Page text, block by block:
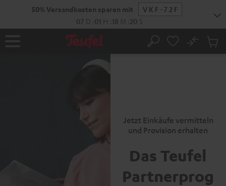
50% Versandkosten sparen mit
VKF-72F
07 D :01 H :18 M :19 S
Startseite Suche
No
Jetzt Einkäufe vermitteln
und Provision erhalten
Das Teufel
Partnerprog